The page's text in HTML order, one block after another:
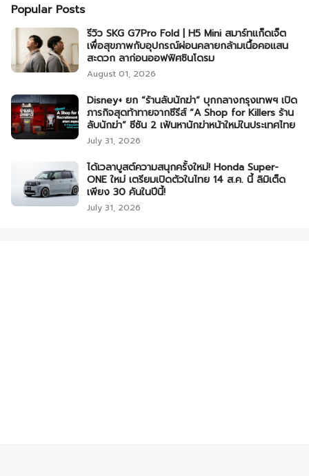
Popular Posts
รีวิว SKG G7Pro Fold | H5 Mini สมาร์ทแก็ดเจ็ต
เพื่อสุขภาพกับอุปกรณ์ผ่อนคลายกล้ามเนื้อคอแสน
สะดวก ลาก่อนออฟฟิศซินโดรม
August 01, 2026
Disney+ ยก “ร้านลับนักฆ่า” บุกกลางกรุงเทพฯ เปิด
ภารกิจสุดท้าทายจากซีรีส์ “A Shop for Killers ร้าน
ลับนักฆ่า” ซีซัน 2 เฟ้นหานักฆ่าหน้าใหม่ในประเทศไทย
July 31, 2026
ได้เวลาบูสต์ความสนุกครั้งใหม่! Honda Super-
ONE ใหม่ เตรียมเปิดตัวในไทย 14 ส.ค. นี้ ลิมิเต็ด
เพียง 30 คันในปีนี้!
July 31, 2026